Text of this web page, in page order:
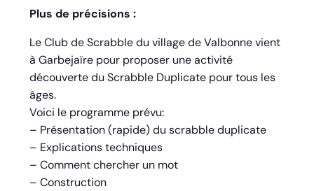
Plus de précisions :
Le Club de Scrabble du village de Valbonne vient
à Garbejaïre pour proposer une activité
découverte du Scrabble Duplicate pour tous les
âges.
Voici le programme prévu:
– Présentation (rapide) du scrabble duplicate
– Explications techniques
– Comment chercher un mot
– Construction